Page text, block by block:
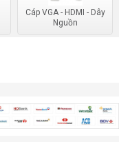
Cáp VGA - HDMI - Dây
Nguồn